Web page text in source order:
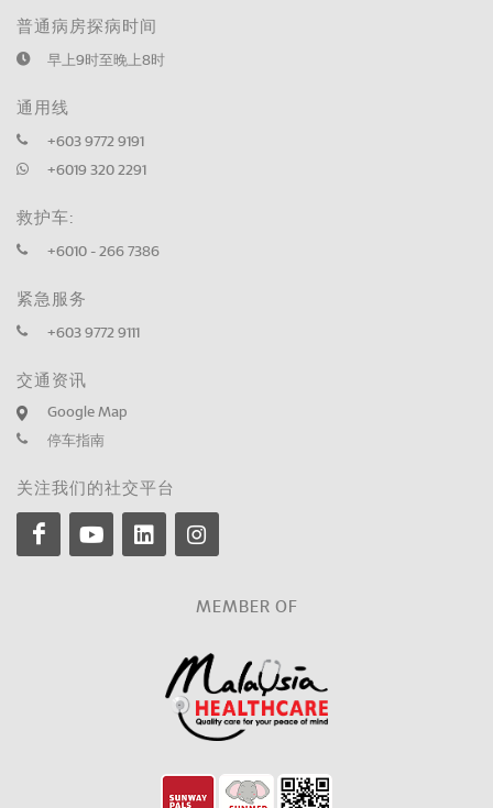
普通病房探病时间
早上9时至晚上8时
通用线
+603 9772 9191
+6019 320 2291
救护车:
+6010 - 266 7386
紧急服务
+603 9772 9111
交通资讯
Google Map
停车指南
关注我们的社交平台
MEMBER OF